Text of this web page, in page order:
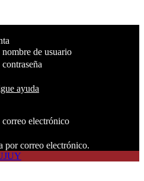
nombre de usuario
contraseña
ayuda
correo electrónico
por correo electrónico.